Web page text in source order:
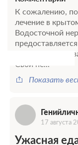
Санаторно-
В стоимость входит:
Трехразовое
Требуется
Требуется
К сожалению,
лечение в
Водосточной
санатории. Вот
Свои не...
Показать
17 августа
Ужасная